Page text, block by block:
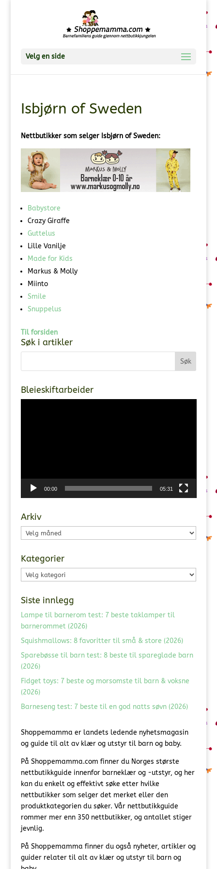
Velg en side
Isbjørn of Sweden
Nettbutikker som selger Isbjørn of Sweden:
Babystore
Crazy Giraffe
Guttelus
Lille Vanilje
Made for Kids
Markus & Molly
Miinto
Smile
Snuppelus
Til forsiden
Søk i artikler
Bleieskiftarbeider
00:00 05:31
Arkiv
Arkiv
Kategorier
Kategorier
Siste innlegg
Lampe til barnerom test: 7 beste taklamper til
barnerommet (2026)
Squishmallows: 8 favoritter til små & store (2026)
Sparebøsse til barn test: 8 beste til spareglade barn
(2026)
Fidget toys: 7 beste og morsomste til barn & voksne
(2026)
Barneseng test: 7 beste til en god natts søvn (2026)
Shoppemamma er landets ledende nyhetsmagasin
og guide til alt av klær og utstyr til barn og baby.
På Shoppemamma.com finner du Norges største
nettbutikkguide innenfor barneklær og -utstyr, og her
kan du enkelt og effektivt søke etter hvilke
nettbutikker som selger det merket eller den
produktkategorien du søker. Vår nettbutikkguide
rommer mer enn 350 nettbutikker, og antallet stiger
jevnlig.
På Shoppemamma finner du også nyheter, artikler og
guider relater til alt av klær og utstyr til barn og